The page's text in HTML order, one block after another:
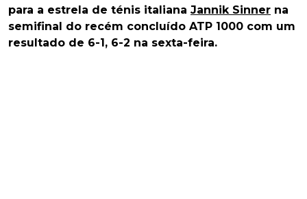
para a estrela de ténis italiana Jannik Sinner na
semifinal do recém concluído ATP 1000 com um
resultado de 6-1, 6-2 na sexta-feira.